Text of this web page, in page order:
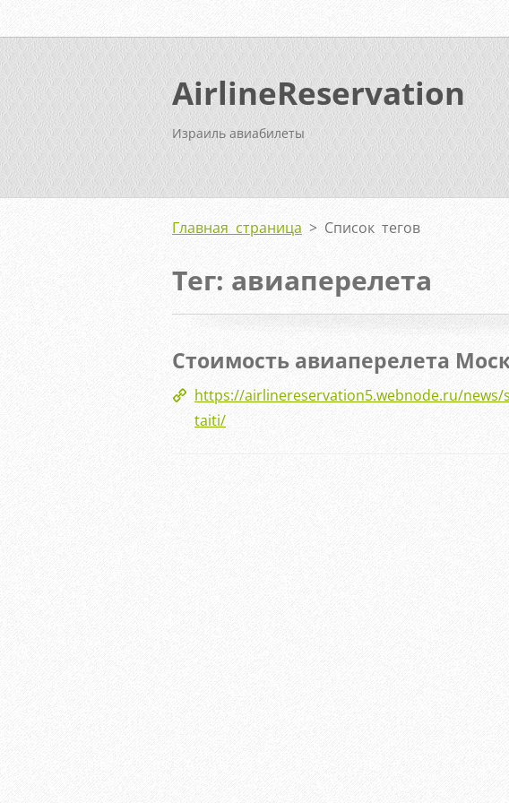
AirlineReservation
Израиль авиабилеты
Главная страница > Список тегов
Тег: авиаперелета
Стоимость авиаперелета
https://airlinereservation5.webnode.ru/news/
taiti/